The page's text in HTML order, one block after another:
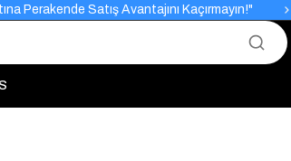
Perakende Satış Avantajını Kaçırmayın!"